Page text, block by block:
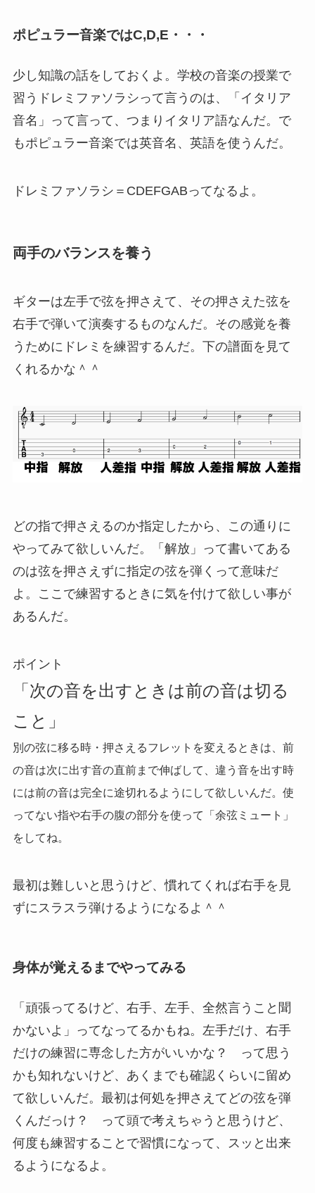
ポピュラー音楽ではC,D,E・・・
少し知識の話をしておくよ。学校の音楽の授業で
習うドレミファソラシって言うのは、「イタリア
音名」って言って、つまりイタリア語なんだ。で
もポピュラー音楽では英音名、英語を使うんだ。
ドレミファソラシ＝CDEFGABってなるよ。
両手のバランスを養う
ギターは左手で弦を押さえて、その押さえた弦を
右手で弾いて演奏するものなんだ。その感覚を養
うためにドレミを練習するんだ。下の譜面を見て
くれるかな＾＾
どの指で押さえるのか指定したから、この通りに
やってみて欲しいんだ。「解放」って書いてある
のは弦を押さえずに指定の弦を弾くって意味だ
よ。ここで練習するときに気を付けて欲しい事が
あるんだ。
ポイント
「次の音を出すときは前の音は切る
こと」
別の弦に移る時・押さえるフレットを変えるときは、前
の音は次に出す音の直前まで伸ばして、違う音を出す時
には前の音は完全に途切れるようにして欲しいんだ。使
ってない指や右手の腹の部分を使って「余弦ミュート」
をしてね。
最初は難しいと思うけど、慣れてくれば右手を見
ずにスラスラ弾けるようになるよ＾＾
身体が覚えるまでやってみる
「頑張ってるけど、右手、左手、全然言うこと聞
かないよ」ってなってるかもね。左手だけ、右手
だけの練習に専念した方がいいかな？ って思う
かも知れないけど、あくまでも確認くらいに留め
て欲しいんだ。最初は何処を押さえてどの弦を弾
くんだっけ？ って頭で考えちゃうと思うけど、
何度も練習することで習慣になって、スッと出来
るようになるよ。